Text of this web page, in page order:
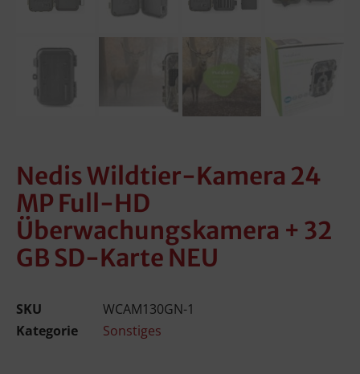
Nedis Wildtier-Kamera 24
MP Full-HD
Überwachungskamera + 32
GB SD-Karte NEU
SKU
WCAM130GN-1
Kategorie
Sonstiges